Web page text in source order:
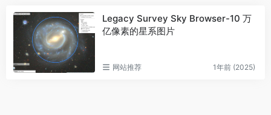
Legacy Survey Sky Browser-10 万
亿像素的星系图片
网站推荐 1年前 (2025)